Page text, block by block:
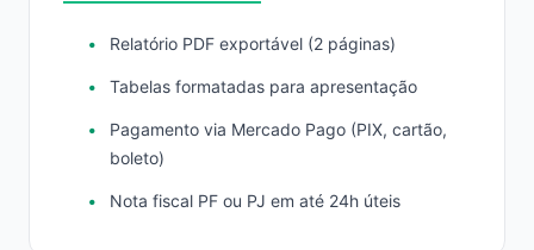
Relatório PDF exportável (2 páginas)
Tabelas formatadas para apresentação
Pagamento via Mercado Pago (PIX, cartão,
boleto)
Nota fiscal PF ou PJ em até 24h úteis